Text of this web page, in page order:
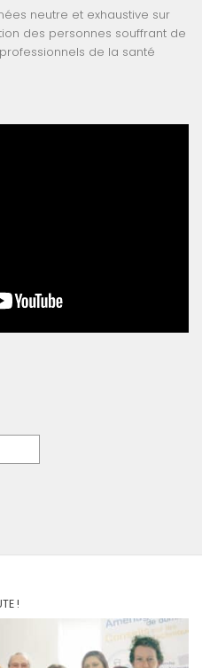
neutre et exhaustive sur
des personnes souffrant de
de la santé
!